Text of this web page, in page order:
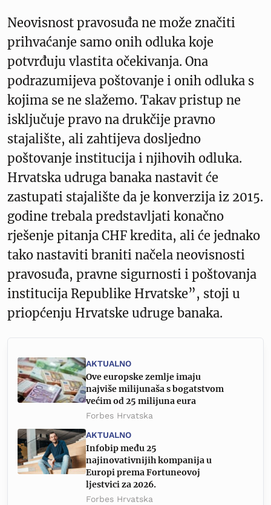
Neovisnost pravosuđa ne može značiti
prihvaćanje samo onih odluka koje
potvrđuju vlastita očekivanja. Ona
podrazumijeva poštovanje i onih odluka s
kojima se ne slažemo. Takav pristup ne
isključuje pravo na drukčije pravno
stajalište, ali zahtijeva dosljedno
poštovanje institucija i njihovih odluka.
Hrvatska udruga banaka nastavit će
zastupati stajalište da je konverzija iz 2015.
godine trebala predstavljati konačno
rješenje pitanja CHF kredita, ali će jednako
tako nastaviti braniti načela neovisnosti
pravosuđa, pravne sigurnosti i poštovanja
institucija Republike Hrvatske”, stoji u
priopćenju Hrvatske udruge banaka.
AKTUALNO
Ove europske zemlje imaju
najviše milijunaša s bogatstvom
većim od 25 milijuna eura
Forbes Hrvatska
AKTUALNO
Infobip među 25
najinovativnijih kompanija u
Europi prema Fortuneovoj
ljestvici za 2026.
Forbes Hrvatska